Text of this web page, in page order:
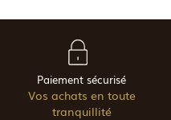
Paiement sécurisé
Vos achats en toute
tranquillité